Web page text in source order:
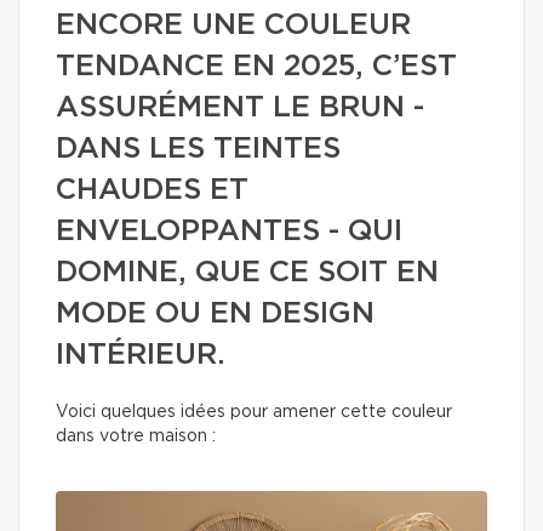
ENCORE UNE COULEUR
TENDANCE EN 2025, C’EST
ASSURÉMENT LE BRUN -
DANS LES TEINTES
CHAUDES ET
ENVELOPPANTES - QUI
DOMINE, QUE CE SOIT EN
MODE OU EN DESIGN
INTÉRIEUR.
Voici quelques idées pour amener cette couleur
dans votre maison :